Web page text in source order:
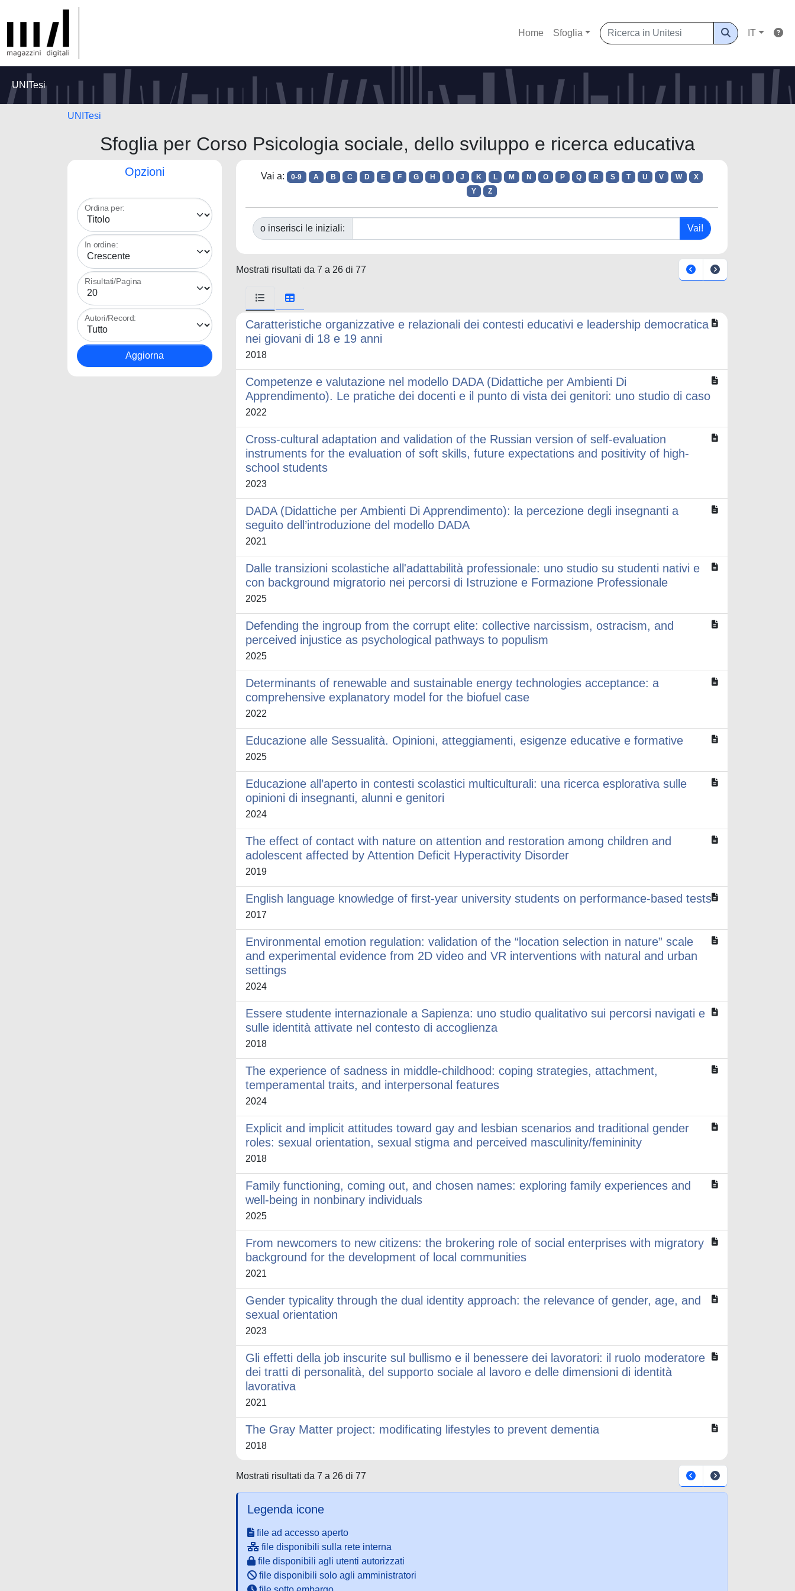
Home Sfoglia IT
UNITesi
UNITesi
Sfoglia per Corso Psicologia sociale, dello sviluppo e ricerca educativa
Opzioni
Ordina per:
In ordine:
Risultati/Pagina
Autori/Record:
Vai a: 0-9 A B C D E F G H J K L M N O P Q R S T U V W
X
Y
Z
o inserisci le iniziali:
Mostrati risultati da 7 a 26 di 77
Caratteristiche organizzative e relazionali dei contesti educativi e leadership democratica
nei giovani di 18 e 19 anni
2018
Competenze e valutazione nel modello DADA (Didattiche per Ambienti Di
Apprendimento). Le pratiche dei docenti e il punto di vista dei genitori: uno studio di caso
2022
Cross-cultural adaptation and validation of the Russian version of self-evaluation
instruments for the evaluation of soft skills, future expectations and positivity of high-
school students
2023
DADA (Didattiche per Ambienti Di Apprendimento): la percezione degli insegnanti a
seguito dell’introduzione del modello DADA
2021
Dalle transizioni scolastiche all'adattabilità professionale: uno studio su studenti nativi e
con background migratorio nei percorsi di Istruzione e Formazione Professionale
2025
Defending the ingroup from the corrupt elite: collective narcissism, ostracism, and
perceived injustice as psychological pathways to populism
2025
Determinants of renewable and sustainable energy technologies acceptance: a
comprehensive explanatory model for the biofuel case
2022
Educazione alle Sessualità. Opinioni, atteggiamenti, esigenze educative e formative
2025
Educazione all’aperto in contesti scolastici multiculturali: una ricerca esplorativa sulle
opinioni di insegnanti, alunni e genitori
2024
The effect of contact with nature on attention and restoration among children and
adolescent affected by Attention Deficit Hyperactivity Disorder
2019
English language knowledge of first-year university students on performance-based tests
2017
Environmental emotion regulation: validation of the “location selection in nature” scale
and experimental evidence from 2D video and VR interventions with natural and urban
settings
2024
Essere studente internazionale a Sapienza: uno studio qualitativo sui percorsi navigati e
sulle identità attivate nel contesto di accoglienza
2018
The experience of sadness in middle-childhood: coping strategies, attachment,
temperamental traits, and interpersonal features
2024
Explicit and implicit attitudes toward gay and lesbian scenarios and traditional gender
roles: sexual orientation, sexual stigma and perceived masculinity/femininity
2018
Family functioning, coming out, and chosen names: exploring family experiences and
well-being in nonbinary individuals
2025
From newcomers to new citizens: the brokering role of social enterprises with migratory
background for the development of local communities
2021
Gender typicality through the dual identity approach: the relevance of gender, age, and
sexual orientation
2023
Gli effetti della job inscurite sul bullismo e il benessere dei lavoratori: il ruolo moderatore
dei tratti di personalità, del supporto sociale al lavoro e delle dimensioni di identità
lavorativa
2021
The Gray Matter project: modificating lifestyles to prevent dementia
2018
Mostrati risultati da 7 a 26 di 77
Legenda icone
file ad accesso aperto
file disponibili sulla rete interna
file disponibili agli utenti autorizzati
file disponibili solo agli amministratori